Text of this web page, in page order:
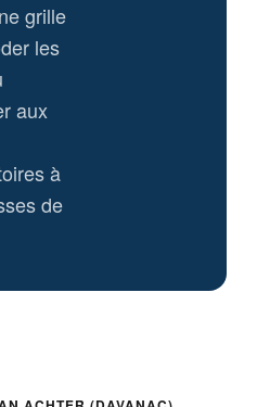
grille
les
aux
à
de